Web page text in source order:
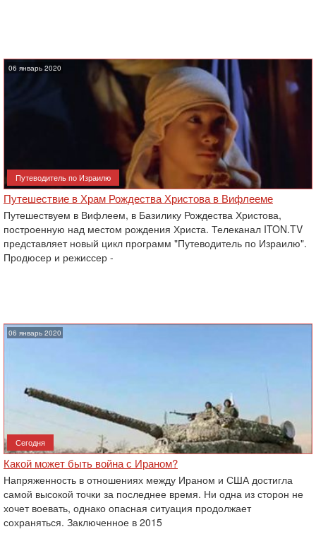
06 январь 2020
Путеводитель по Израилю
Путешествие в Храм Рождества Христова в Вифлееме
Путешествуем в Вифлеем, в Базилику Рождества Христова,
построенную над местом рождения Христа. Телеканал ITON.TV
представляет новый цикл программ "Путеводитель по Израилю".
Продюсер и режиссер -
06 январь 2020
Сегодня
Какой может быть война с Ираном?
Напряженность в отношениях между Ираном и США достигла
самой высокой точки за последнее время. Ни одна из сторон не
хочет воевать, однако опасная ситуация продолжает
сохраняться. Заключенное в 2015